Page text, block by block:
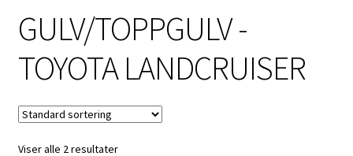
Kontakt oss
GULV/TOPPGULV -
TOYOTA LANDCRUISER
Viser alle 2 resultater